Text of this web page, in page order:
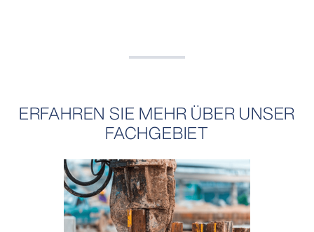
ERFAHREN SIE MEHR ÜBER UNSER
FACHGEBIET